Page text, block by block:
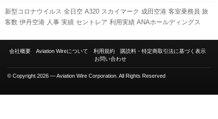
新型コロナウイルス 全日空 A320 スカイマーク 成田空港 客室乗務員 旅
客数 伊丹空港 人事 実績 セントレア 利用実績 ANAホールディングス
アビエーション エアバス 航空貨物 先週の注目記事 羽田空港 スターフラ
会社概要 Aviation Wireについて 利用規約
購読料・特定商取引法に基づく表示
お問い合わせ
© Copyright 2026 — Aviation Wire Corporation. All Rights Reserved